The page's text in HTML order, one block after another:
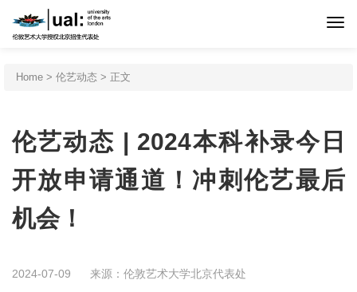
首页
申请程序
专业设置
Home > 伦艺动态 > 正文
伦艺动态 | 2024本科补录今日
开放申请通道！冲刺伦艺最后
机会！
2024-07-09 来源：伦敦艺术大学北京代表处